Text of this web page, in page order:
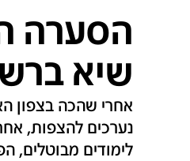
הסערה
שיא
אחרי שהכה בצפון
נערכים להצפות,
לימודים מבוטלים,